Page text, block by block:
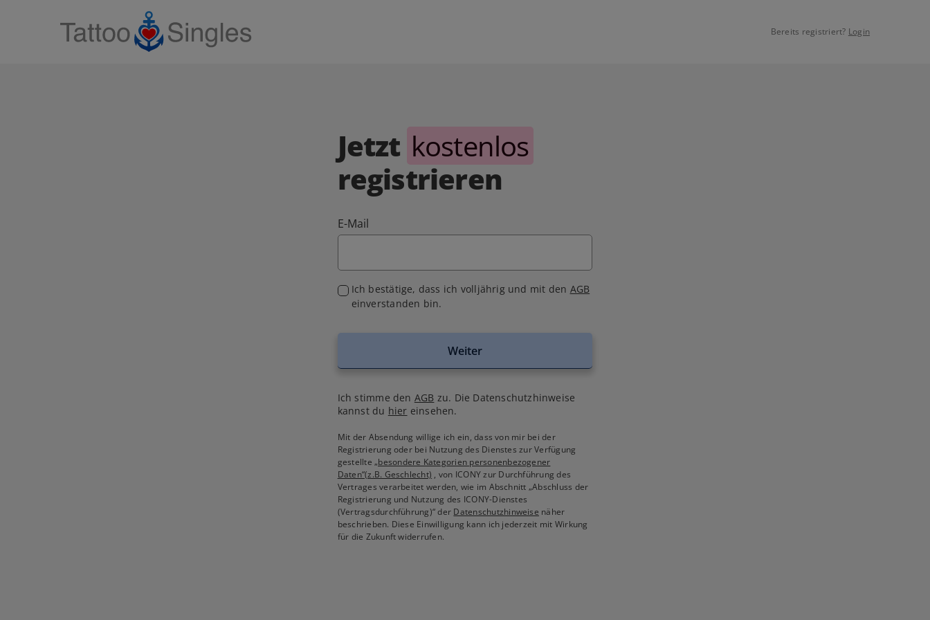
Bereits registriert? Login
Jetzt kostenlos
registrieren
E-Mail
Ich bestätige, dass ich volljährig und mit den AGB
einverstanden bin.
Weiter
Ich stimme den AGB zu. Die Datenschutzhinweise
kannst du hier einsehen.
Mit der Absendung willige ich ein, dass von mir bei der
Registrierung oder bei Nutzung des Dienstes zur Verfügung
gestellte„besondere Kategorien personenbezogener
Daten“(z.B. Geschlecht) , von ICONY zur Durchführung des
Vertrages verarbeitet werden, wie im Abschnitt „Abschluss der
Registrierung und Nutzung des ICONY-Dienstes
(Vertragsdurchführung)“ der Datenschutzhinweise näher
beschrieben. Diese Einwilligung kann ich jederzeit mit Wirkung
für die Zukunft widerrufen.